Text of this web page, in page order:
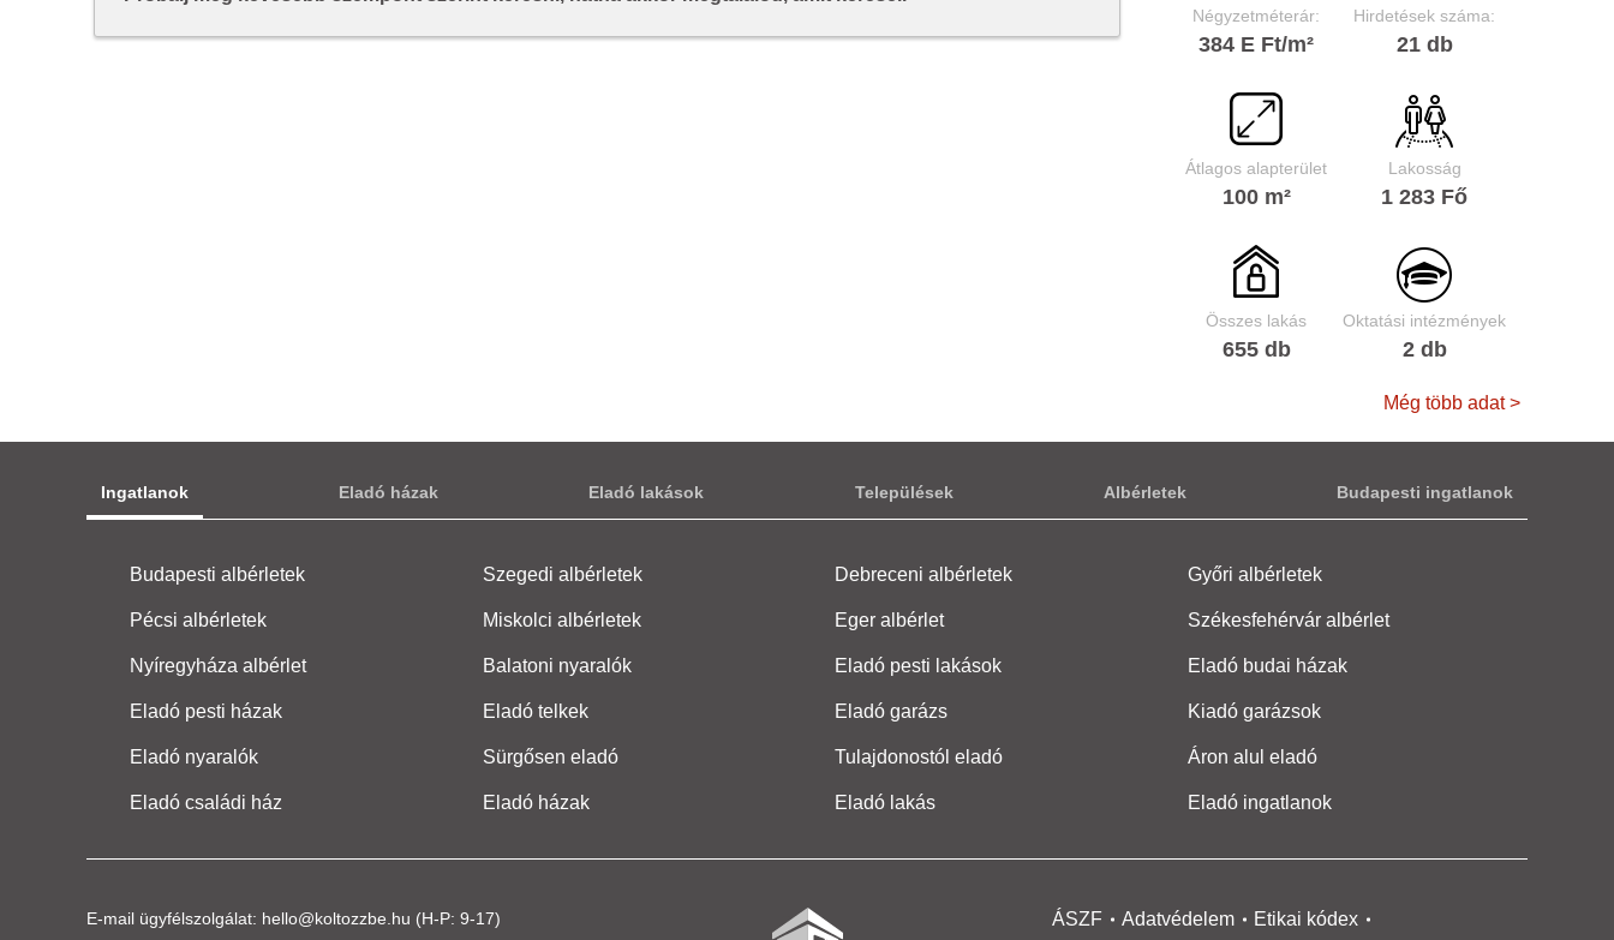
Négyzetméterár:
384 E Ft/m²
Hirdetések száma:
21 db
Átlagos alapterület
100 m²
Lakosság
1 283 Fő
Összes lakás
655 db
Oktatási intézmények
2 db
Még több adat >
Ingatlanok Eladó házak Eladó lakások Települések Albérletek Budapesti ingatlanok
Budapesti albérletek Szegedi albérletek Debreceni albérletek Győri albérletek
Pécsi albérletek Miskolci albérletek Eger albérlet Székesfehérvár albérlet
Nyíregyháza albérlet Balatoni nyaralók Eladó pesti lakások Eladó budai házak
Eladó pesti házak Eladó telkek Eladó garázs Kiadó garázsok
Eladó nyaralók Sürgősen eladó Tulajdonostól eladó Áron alul eladó
Eladó családi ház Eladó házak Eladó lakás Eladó ingatlanok
E-mail ügyfélszolgálat: hello@koltozzbe.hu (H-P: 9-17) ÁSZF Adatvédelem Etikai kódex